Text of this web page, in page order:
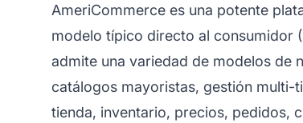
AmeriCommerce es una potente
modelo típico directo al consumidor
admite una variedad de modelos de
catálogos mayoristas, gestión multi-
tienda, inventario, precios, pedidos,